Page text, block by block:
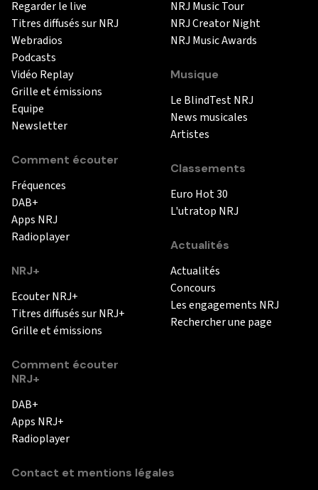
Regarder le live
Titres diffusés sur NRJ
Webradios
Podcasts
Vidéo Replay
Grille et émissions
Equipe
Newsletter
Comment écouter
Fréquences
DAB+
Apps NRJ
Radioplayer
NRJ+
Ecouter NRJ+
Titres diffusés sur NRJ+
Grille et émissions
Comment écouter
NRJ+
DAB+
Apps NRJ+
Radioplayer
NRJ Music Tour
NRJ Creator Night
NRJ Music Awards
Musique
Le BlindTest NRJ
News musicales
Artistes
Classements
Euro Hot 30
L'utratop NRJ
Actualités
Actualités
Concours
Les engagements NRJ
Rechercher une page
Contact et mentions légales